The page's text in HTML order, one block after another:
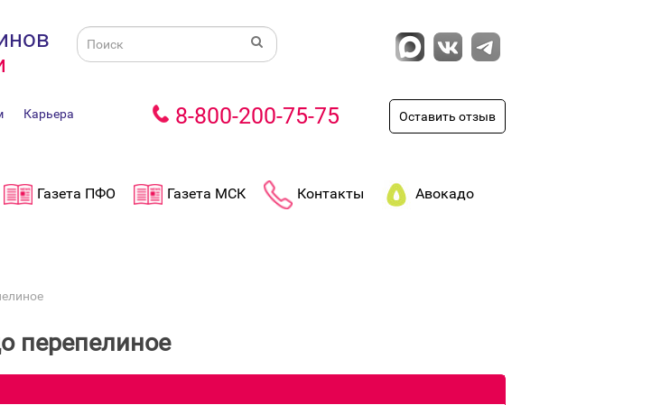
Карьера 8-800-200-75-75 Оставить отзыв
Газета ПФО Газета МСК Контакты Авокадо
перепелиное